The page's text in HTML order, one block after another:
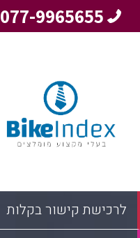
077-9965655
לרכישת קישור בקלות